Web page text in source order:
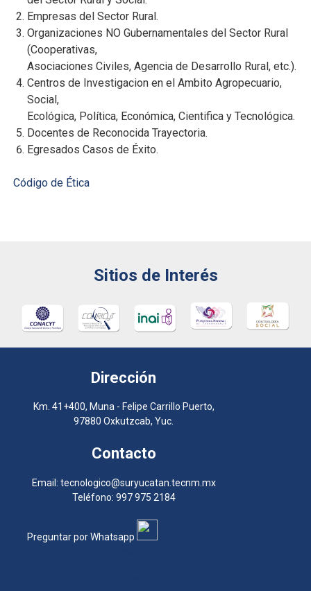
Empresas del Sector Rural.
Organizaciones NO Gubernamentales del Sector Rural
(Cooperativas,
Asociaciones Civiles, Agencia de Desarrollo Rural, etc.).
Centros de Investigacion en el Ambito Agropecuario,
Social,
Ecológica, Política, Económica, Cientifica y Tecnológica.
Docentes de Reconocida Trayectoria.
Egresados Casos de Éxito.
Código de Ética
Sitios de Interés
Dirección
Km. 41+400, Muna - Felipe Carrillo Puerto,
97880 Oxkutzcab, Yuc.
Contacto
Email: tecnologico@suryucatan.tecnm.mx
Teléfono: 997 975 2184
Preguntar por Whatsapp